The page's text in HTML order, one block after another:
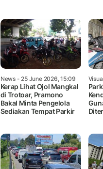
News- 25 June 2026, 15:09
Kerap Lihat Ojol Mangkal
di Trotoar, Pramono
Bakal Minta Pengelola
Sediakan Tempat Parkir